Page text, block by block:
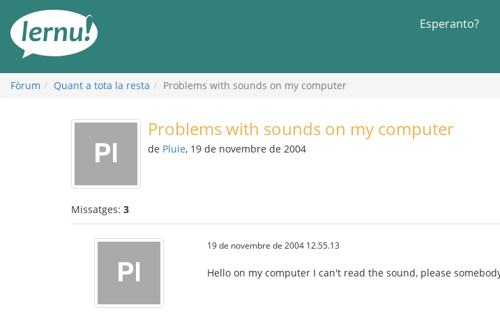
contingut
Esperanto?
Fòrum Quant a tota la resta Problems with sounds on my computer
Problems with sounds on my computer
de Pluie, 19 de novembre de 2004
Missatges: 3
19 de novembre de 2004 12.55.13
Hello on my computer I can't read the sound, please